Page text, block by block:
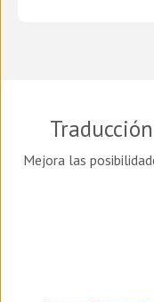
Mejora las